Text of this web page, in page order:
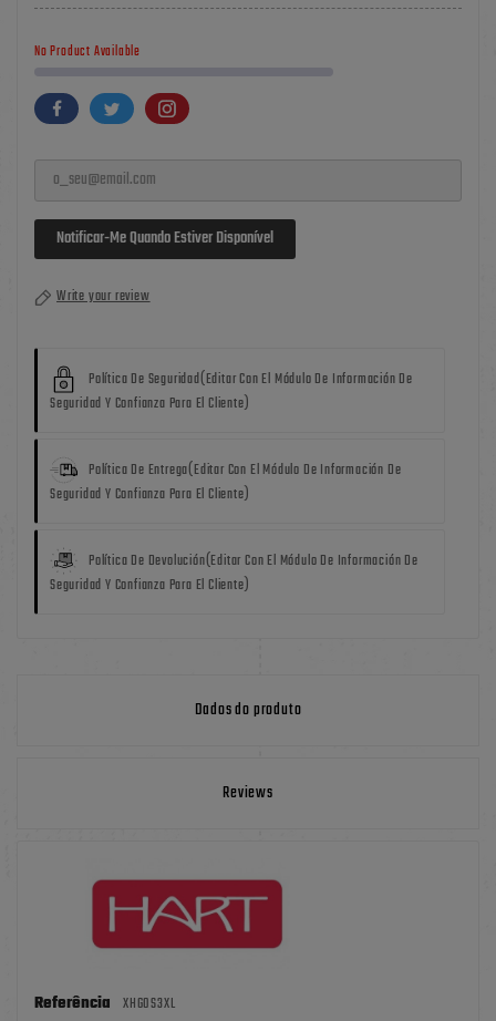
No Product Available
Notificar-Me Quando Estiver Disponível
Write your review
Política De Seguridad(editar Con El Módulo De Información De
Seguridad Y Confianza Para El Cliente)
Política De Entrega(editar Con El Módulo De Información De
Seguridad Y Confianza Para El Cliente)
Política De Devolución(editar Con El Módulo De Información De
Seguridad Y Confianza Para El Cliente)
Dados do produto
Reviews
Referência XHGOS3XL